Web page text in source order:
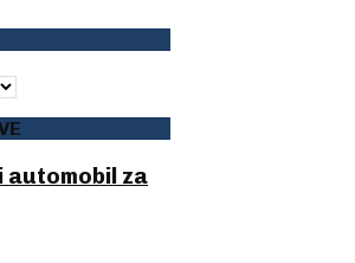
za